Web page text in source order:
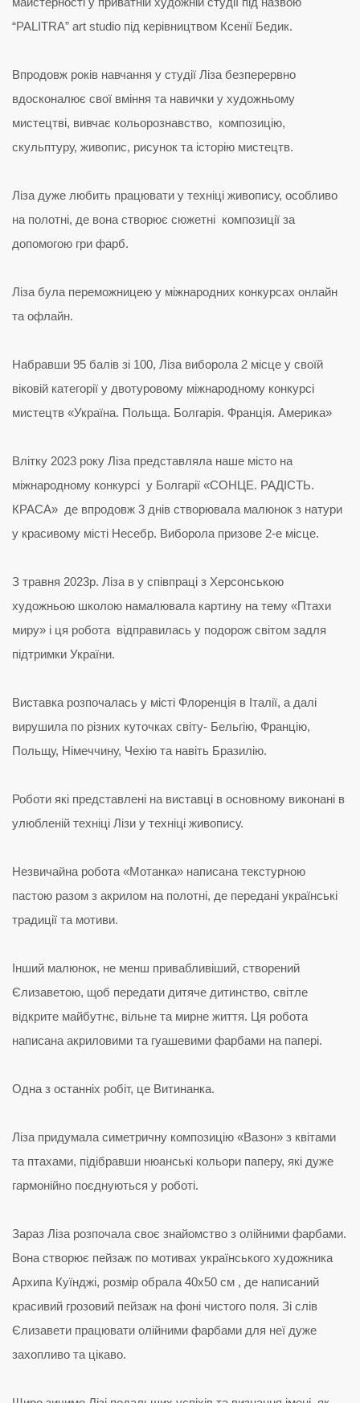
“PALITRA” art studio під керівництвом Ксенії Бедик.
Впродовж років навчання у студії Ліза безперервно
вдосконалює свої вміння та навички у художньому
мистецтві, вивчає кольорознавство, композицію,
скульптуру, живопис, рисунок та історію мистецтв.
Ліза дуже любить працювати у техніці живопису, особливо
на полотні, де вона створює сюжетні композиції за
допомогою гри фарб.
Ліза була переможницею у міжнародних конкурсах онлайн
та офлайн.
Набравши 95 балів зі 100, Ліза виборола 2 місце у своїй
віковій категорії у двотуровому міжнародному конкурсі
мистецтв «Україна. Польща. Болгарія. Франція. Америка»
Влітку 2023 року Ліза представляла наше місто на
міжнародному конкурсі у Болгарії «СОНЦЕ. РАДІСТЬ.
КРАСА» де впродовж 3 днів створювала малюнок з натури
у красивому місті Несебр. Виборола призове 2-е місце.
З травня 2023р. Ліза в у співпраці з Херсонською
художньою школою намалювала картину на тему «Птахи
миру» і ця робота відправилась у подорож світом задля
підтримки України.
Виставка розпочалась у місті Флоренція в Італії, а далі
вирушила по різних куточках світу- Бельгію, Францію,
Польщу, Німеччину, Чехію та навіть Бразилію.
Роботи які представлені на виставці в основному виконані в
улюбленій техніці Лізи у техніці живопису.
Незвичайна робота «Мотанка» написана текстурною
пастою разом з акрилом на полотні, де передані українські
традиції та мотиви.
Інший малюнок, не менш привабливіший, створений
Єлизаветою, щоб передати дитяче дитинство, світле
відкрите майбутнє, вільне та мирне життя. Ця робота
написана акриловими та гуашевими фарбами на папері.
Одна з останніх робіт, це Витинанка.
Ліза придумала симетричну композицію «Вазон» з квітами
та птахами, підібравши нюанські кольори паперу, які дуже
гармонійно поєднуються у роботі.
Зараз Ліза розпочала своє знайомство з олійними фарбами.
Вона створює пейзаж по мотивах українського художника
Архипа Куїнджі, розмір обрала 40х50 см , де написаний
красивий грозовий пейзаж на фоні чистого поля. Зі слів
Єлизавети працювати олійними фарбами для неї дуже
захопливо та цікаво.